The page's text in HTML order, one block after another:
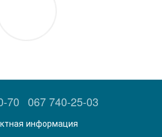
70 067 740-25-03
информация